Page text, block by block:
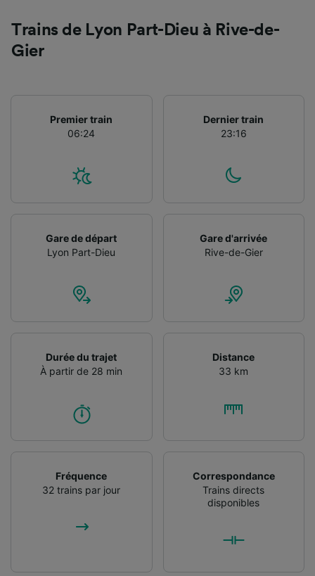
Trains de Lyon Part-Dieu à Rive-de-
Gier
Premier train
06:24
Dernier train
23:16
Gare de départ
Lyon Part-Dieu
Gare d'arrivée
Rive-de-Gier
Durée du trajet
À partir de 28 min
Distance
33 km
Fréquence
32 trains par jour
Correspondance
Trains directs
disponibles
précises. Analyser activement les
caractéristiques de l’appareil pour
l’identification. Stocker et/ou accéder à des
performance des publicités et du contenu,
services.